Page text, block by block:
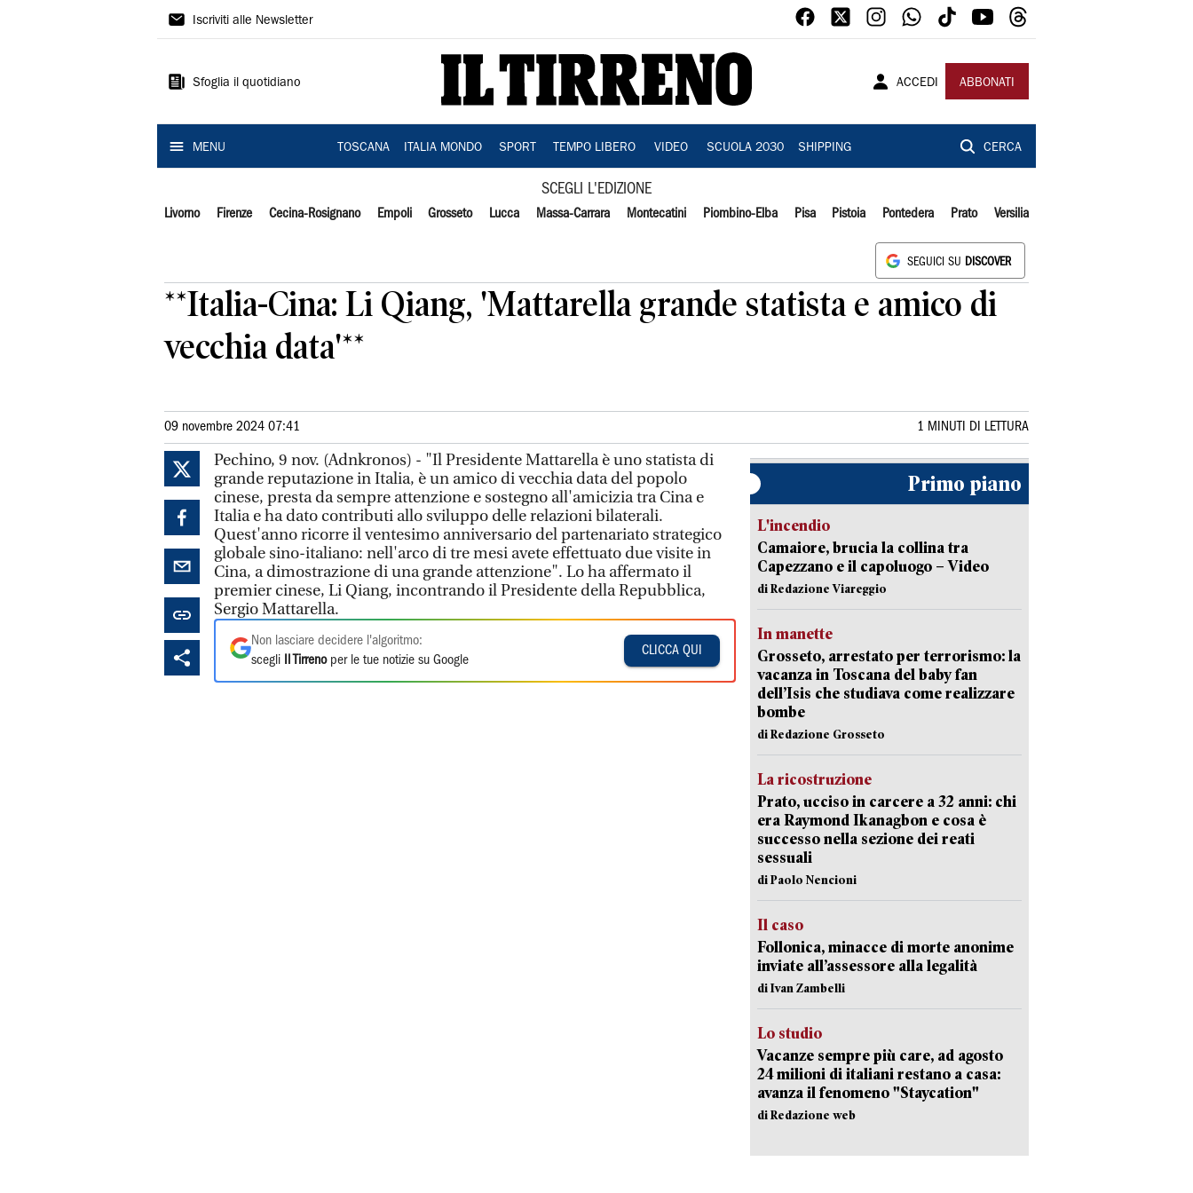
Il
Iscriviti alle Newsletter
Sfoglia il quotidiano ACCEDI ABBONATI
MENU TOSCANA ITALIA MONDO SPORT TEMPO LIBERO VIDEO SCUOLA 2030 SHIPPING CERCA
SCEGLI L'EDIZIONE
Livorno Firenze Cecina-Rosignano Empoli Grosseto Lucca Massa-Carrara Montecatini Piombino-Elba Pisa Pistoia Pontedera Prato Versilia
SEGUICI SU DISCOVER
**Italia-Cina: Li Qiang, 'Mattarella grande statista e amico di
vecchia data'**
09 novembre 2024 07:41 1 MINUTI DI LETTURA
Pechino, 9 nov. (Adnkronos) - "Il Presidente Mattarella è uno statista di
grande reputazione in Italia, è un amico di vecchia data del popolo
cinese, presta da sempre attenzione e sostegno all'amicizia tra Cina e
Italia e ha dato contributi allo sviluppo delle relazioni bilaterali.
Quest'anno ricorre il ventesimo anniversario del partenariato strategico
globale sino-italiano: nell'arco di tre mesi avete effettuato due visite in
Cina, a dimostrazione di una grande attenzione". Lo ha affermato il
premier cinese, Li Qiang, incontrando il Presidente della Repubblica,
Sergio Mattarella.
Non lasciare decidere l'algoritmo:
scegli
Il Tirrenoper le tue notizie su Google
CLICCA QUI
Primo piano
L'incendio
Camaiore, brucia la collina tra
Capezzano e il capoluogo – Video
di Redazione Viareggio
In manette
Grosseto, arrestato per terrorismo: la
vacanza in Toscana del baby fan
dell’Isis che studiava come realizzare
bombe
di Redazione Grosseto
La ricostruzione
Prato, ucciso in carcere a 32 anni: chi
era Raymond Ikanagbon e cosa è
successo nella sezione dei reati
sessuali
di Paolo Nencioni
Il caso
Follonica, minacce di morte anonime
inviate all’assessore alla legalità
di Ivan Zambelli
Lo studio
Vacanze sempre più care, ad agosto
24 milioni di italiani restano a casa:
avanza il fenomeno "Staycation"
di Redazione web